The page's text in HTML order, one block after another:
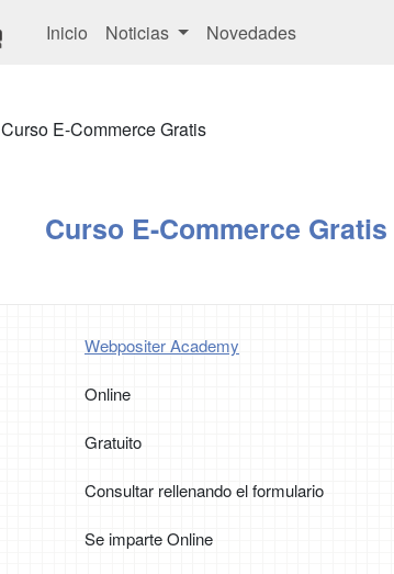
Inicio Noticias Novedades
Curso E-Commerce Gratis
Curso E-Commerce Gratis
Webpositer Academy
Online
Gratuito
Consultar rellenando el formulario
Se imparte Online